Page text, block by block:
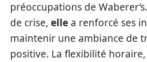
préoccupations de
de crise, elle a renforcé ses
maintenir une ambiance de
positive. La flexibilité